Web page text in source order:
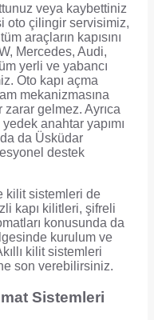
veya kaybettiniz
oto çilingir servisimiz,
araçların kapısını
Mercedes, Audi,
yerli ve yabancı
Oto kapı açma
mekanizmasına
zarar gelmez. Ayrıca
anahtar yapımı
da Üsküdar
destek
kilit sistemleri de
kapı kilitleri, şifreli
konusunda da
kurulum ve
kilit sistemleri
son verebilirsiniz.
Sistemleri